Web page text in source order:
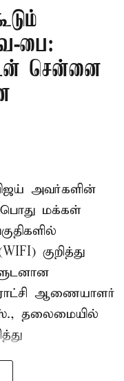
பை:
சென்னை
அவர்களின்
மக்கள்
குறித்து
ஆணையாளர்
தலைமையில்